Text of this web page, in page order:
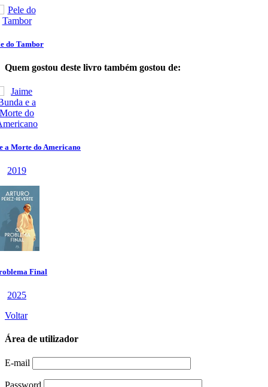
Quem gostou deste livro também gostou de:
Voltar
Área de utilizador
E-mail